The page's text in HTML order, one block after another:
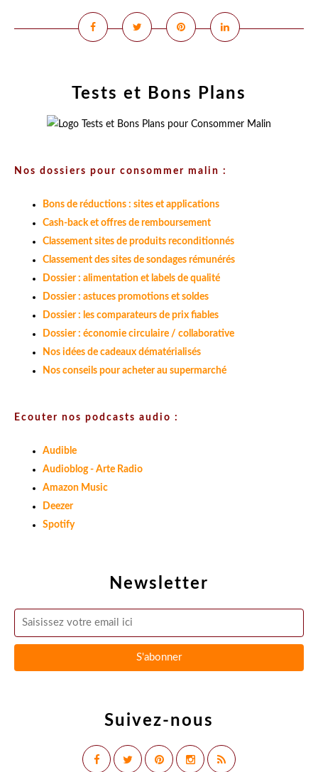
Newsletter
Suivez-nous
Tests et Bons Plans
Nos dossiers pour consommer malin :
Bons de réductions : sites et applications
Cash-back et offres de remboursement
Classement sites de produits reconditionnés
Classement des sites de sondages rémunérés
Dossier : alimentation et labels de qualité
Dossier : astuces promotions et soldes
Dossier : les comparateurs de prix fiables
Dossier : économie circulaire / collaborative
Nos idées de cadeaux dématérialisés
Nos conseils pour acheter au supermarché
Ecouter nos podcasts audio :
Audible
Audioblog - Arte Radio
Amazon Music
Deezer
Spotify